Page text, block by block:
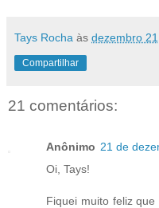
Tays Rocha às dezembro
Compartilhar
21 comentários:
Anônimo 21 de
Oi, Tays!
Fiquei muito feliz